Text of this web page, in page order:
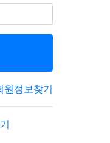
원정보찾기